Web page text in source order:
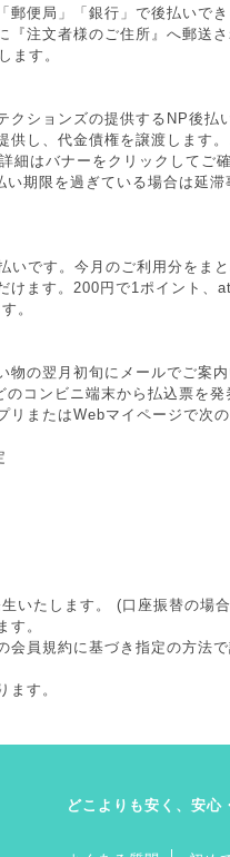
郵便局」「銀行」で後払いで
『注文者様のご住所』へ郵送
ます。
クションズの提供するNP後払
供し、代金債権を譲渡します
はバナーをクリックしてご確
期限を過ぎている場合は延滞
です。今月のご利用分をまと
けます。200円で1ポイント、
。
物の翌月初旬にメールでご案内
コンビニ端末から払込票を発
リまたはWebマイページで次
いたします。 (口座振替の場
す。
会員規約 に基づき指定の方法
ます。
どこよりも安く、安心